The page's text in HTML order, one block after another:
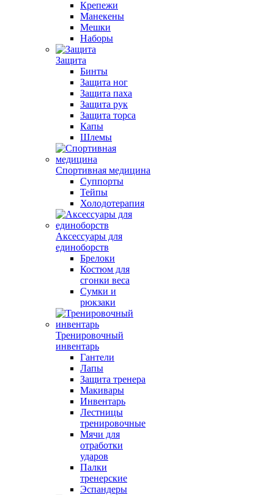
Крепежи
Манекены
Мешки
Наборы
Защита
Бинты
Защита ног
Защита паха
Защита рук
Защита торса
Капы
Шлемы
Спортивная медицина
Суппорты
Тейпы
Холодотерапия
Аксессуары для
единоборств
Брелоки
Костюм для
сгонки веса
Сумки и
рюкзаки
Тренировочный
инвентарь
Гантели
Лапы
Защита тренера
Макивары
Инвентарь
Лестницы
тренировочные
Мячи для
отработки
ударов
Палки
тренерские
Эспандеры